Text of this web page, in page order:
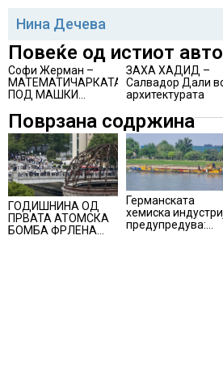
Нина Дечева
Повеќе од истиот
Софи Жерман –
МАТЕМАТИЧАРКАТА
ПОД МАШКИ
ЗАХА ХАДИД –
Салвадор Дали
архитектурата
Поврзана содржина
ГОДИШНИНА ОД
ПРВАТА АТОМСКА
БОМБА ФРЛЕНА
Германската
хемиска
предупредува: